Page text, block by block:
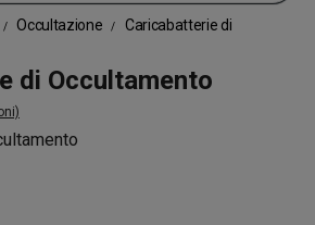
Occultazione
Caricabatterie di
di Occultamento